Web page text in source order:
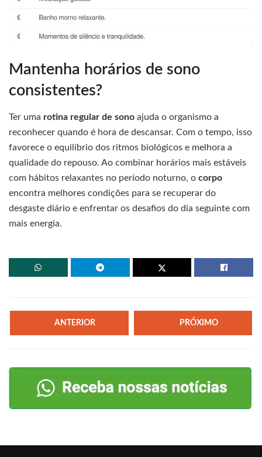
Mantenha horários de sono
consistentes?
Ter uma rotina regular de sono ajuda o organismo a
reconhecer quando é hora de descansar. Com o tempo, isso
favorece o equilíbrio dos ritmos biológicos e melhora a
qualidade do repouso. Ao combinar horários mais estáveis
com hábitos relaxantes no período noturno, o corpo
encontra melhores condições para se recuperar do
desgaste diário e enfrentar os desafios do dia seguinte com
mais energia.
ANTERIOR PRÓXIMO